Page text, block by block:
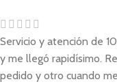
Servicio y atención de
y me llegó rapidísimo.
pedido y otro cuando